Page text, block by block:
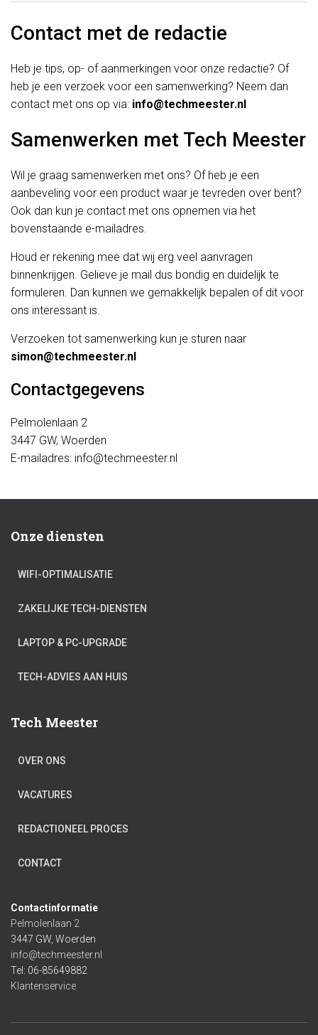
Contact met de redactie
Heb je tips, op- of aanmerkingen voor onze redactie? Of
heb je een verzoek voor een samenwerking? Neem dan
contact met ons op via: info@techmeester.nl
Samenwerken met Tech Meester
Wil je graag samenwerken met ons? Of heb je een
aanbeveling voor een product waar je tevreden over bent?
Ook dan kun je contact met ons opnemen via het
bovenstaande e-mailadres.
Houd er rekening mee dat wij erg veel aanvragen
binnenkrijgen. Gelieve je mail dus bondig en duidelijk te
formuleren. Dan kunnen we gemakkelijk bepalen of dit voor
ons interessant is.
Verzoeken tot samenwerking kun je sturen naar
simon@techmeester.nl
Contactgegevens
Pelmolenlaan 2
3447 GW, Woerden
E-mailadres: info@techmeester.nl
Onze diensten
WIFI-OPTIMALISATIE
ZAKELIJKE TECH-DIENSTEN
LAPTOP & PC-UPGRADE
TECH-ADVIES AAN HUIS
Tech Meester
OVER ONS
VACATURES
REDACTIONEEL PROCES
CONTACT
Contactinformatie
Pelmolenlaan 2
3447 GW, Woerden
info@techmeester.nl
Tel: 06-85649882
Klantenservice